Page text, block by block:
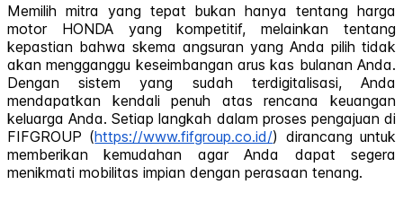
Memilih mitra yang tepat bukan hanya tentang harga
motor HONDA yang kompetitif, melainkan tentang
kepastian bahwa skema angsuran yang Anda pilih tidak
akan mengganggu keseimbangan arus kas bulanan Anda.
Dengan sistem yang sudah terdigitalisasi, Anda
mendapatkan kendali penuh atas rencana keuangan
keluarga Anda. Setiap langkah dalam proses pengajuan di
FIFGROUP (https://www.fifgroup.co.id/) dirancang untuk
memberikan kemudahan agar Anda dapat segera
menikmati mobilitas impian dengan perasaan tenang.